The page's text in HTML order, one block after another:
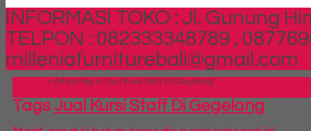
INFORMASI TOKO : Jl. Gunung
TELPON : 082333348789 ,
milleniafurniturebali@gmail.com
» Article tag in 'Jual Kursi Staff Di Gegelang'
Tags Jual Kursi Staff Di Gegelang